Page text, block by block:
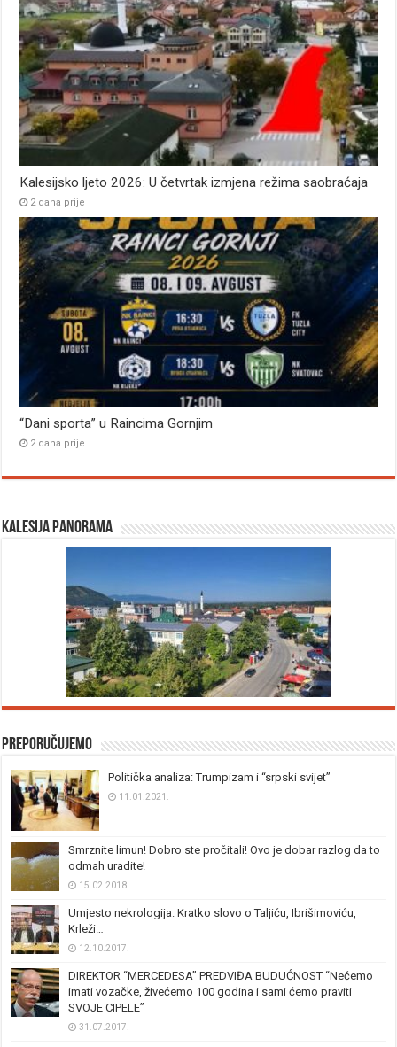
Kalesijsko ljeto 2026: U četvrtak izmjena režima saobraćaja
2 dana prije
“Dani sporta” u Raincima Gornjim
2 dana prije
Kalesija panorama
Preporučujemo
Politička analiza: Trumpizam i “srpski svijet”
11.01.2021.
Smrznite limun! Dobro ste pročitali! Ovo je dobar razlog da to
odmah uradite!
15.02.2018.
Umjesto nekrologija: Kratko slovo o Taljiću, Ibrišimoviću,
Krleži…
12.10.2017.
DIREKTOR “MERCEDESA” PREDVIĐA BUDUĆNOST “Nećemo
imati vozačke, živećemo 100 godina i sami ćemo praviti
SVOJE CIPELE”
31.07.2017.